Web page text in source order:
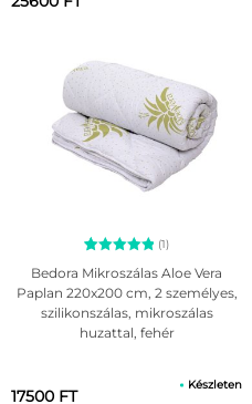
Értékelés
5.00
az 5-ből,
1
értékelés
alapján
(1)
Bedora Mikroszálas Aloe Vera
Paplan 220x200 cm, 2 személyes,
szilikonszálas, mikroszálas
huzattal, fehér
17500 FT
Készleten